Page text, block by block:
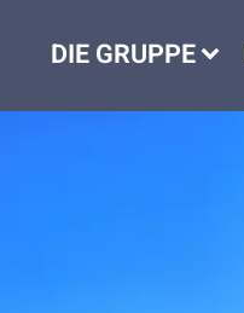
DIE GRUPPE